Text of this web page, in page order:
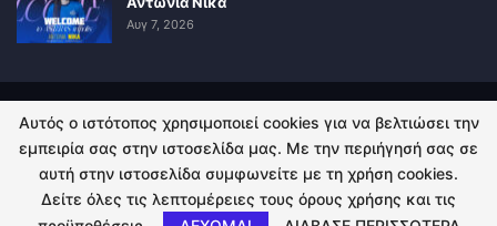
Αυγ 7, 2026
ΠΟΛΙΤΙΚΗ ΑΠΟΡΡΗΤΟΥ ΕΠΙΚΟΙΝΩΝΙΑ
© 2026 - Kingsport.gr. All Rights Reserved.
Αυτός ο ιστότοπος χρησιμοποιεί cookies για να βελτιώσει την
εμπειρία σας στην ιστοσελίδα μας. Με την περιήγησή σας σε
αυτή στην ιστοσελίδα συμφωνείτε με τη χρήση cookies.
Δείτε όλες τις λεπτομέρειες τους όρους χρήσης και τις